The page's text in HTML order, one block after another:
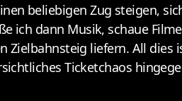
beliebigen Zug steigen,
ich dann Musik, schaue
Zielbahnsteig liefern. All dies
Ticketchaos